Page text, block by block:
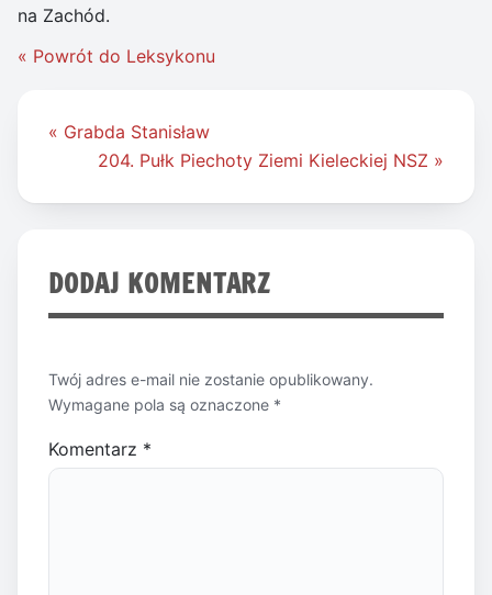
na Zachód.
« Powrót do Leksykonu
Nawigacja
« Grabda Stanisław
204. Pułk Piechoty Ziemi Kieleckiej NSZ »
DODAJ KOMENTARZ
Twój adres e-mail nie zostanie opublikowany.
Wymagane pola są oznaczone *
Komentarz *